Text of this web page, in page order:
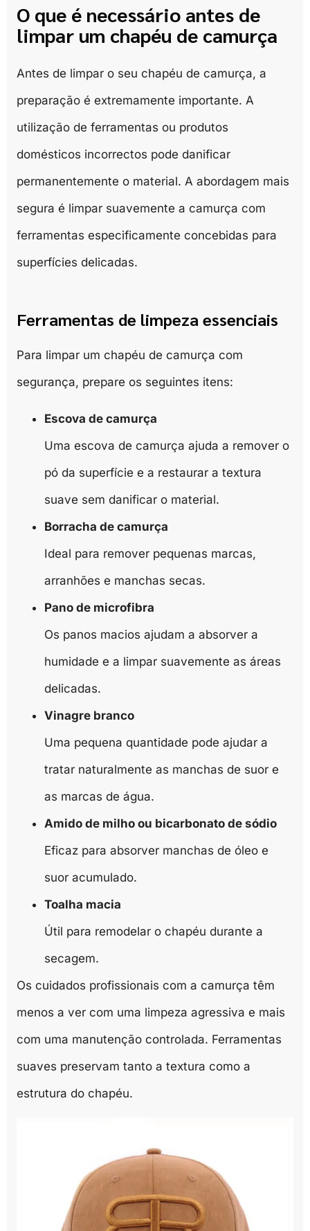
O que é necessário antes de
limpar um chapéu de camurça
Antes de limpar o seu chapéu de camurça, a
preparação é extremamente importante. A
utilização de ferramentas ou produtos
domésticos incorrectos pode danificar
permanentemente o material. A abordagem mais
segura é limpar suavemente a camurça com
ferramentas especificamente concebidas para
superfícies delicadas.
Ferramentas de limpeza essenciais
Para limpar um chapéu de camurça com
segurança, prepare os seguintes itens:
Escova de camurça
Uma escova de camurça ajuda a remover o
pó da superfície e a restaurar a textura
suave sem danificar o material.
Borracha de camurça
Ideal para remover pequenas marcas,
arranhões e manchas secas.
Pano de microfibra
Os panos macios ajudam a absorver a
humidade e a limpar suavemente as áreas
delicadas.
Vinagre branco
Uma pequena quantidade pode ajudar a
tratar naturalmente as manchas de suor e
as marcas de água.
Amido de milho ou bicarbonato de sódio
Eficaz para absorver manchas de óleo e
suor acumulado.
Toalha macia
Útil para remodelar o chapéu durante a
secagem.
Os cuidados profissionais com a camurça têm
menos a ver com uma limpeza agressiva e mais
com uma manutenção controlada. Ferramentas
suaves preservam tanto a textura como a
estrutura do chapéu.